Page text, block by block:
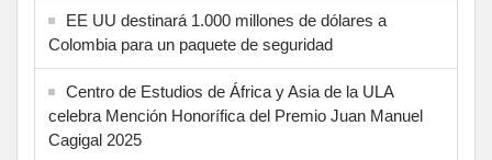
EE UU destinará 1.000 millones de dólares a
Colombia para un paquete de seguridad
Centro de Estudios de África y Asia de la ULA
celebra Mención Honorífica del Premio Juan Manuel
Cagigal 2025